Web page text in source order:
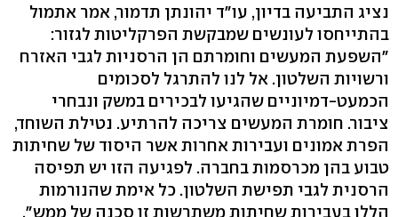
נציג התביעה בדיון, עו"ד יהונתן תדמור, אמר אתמול
בהתייחסו לעונשים שמבקשת הפרקליטות לגזור:
"השפעת המעשים וחומרתם הן הרסניות לגבי האזרח
ורשויות השלטון. אל לנו להתרגל לסכומים
הכמעט-דמיוניים שהגיעו לבכירים במשק ונבחרי
ציבור. חומרת המעשים צריכה להרתיע. נטילת השוחד,
הפרת אמונים ועבירות אחרות אשר היסוד של שחיתות
טבוע בהן מכרסמות בחברה. לפגיעה הזו יש תפיסה
הרסנית לגבי תפישת השלטון. כל אימת שהנורמות
הללו בעבירות שחיתות משתרשות זו סכנה של ממש".